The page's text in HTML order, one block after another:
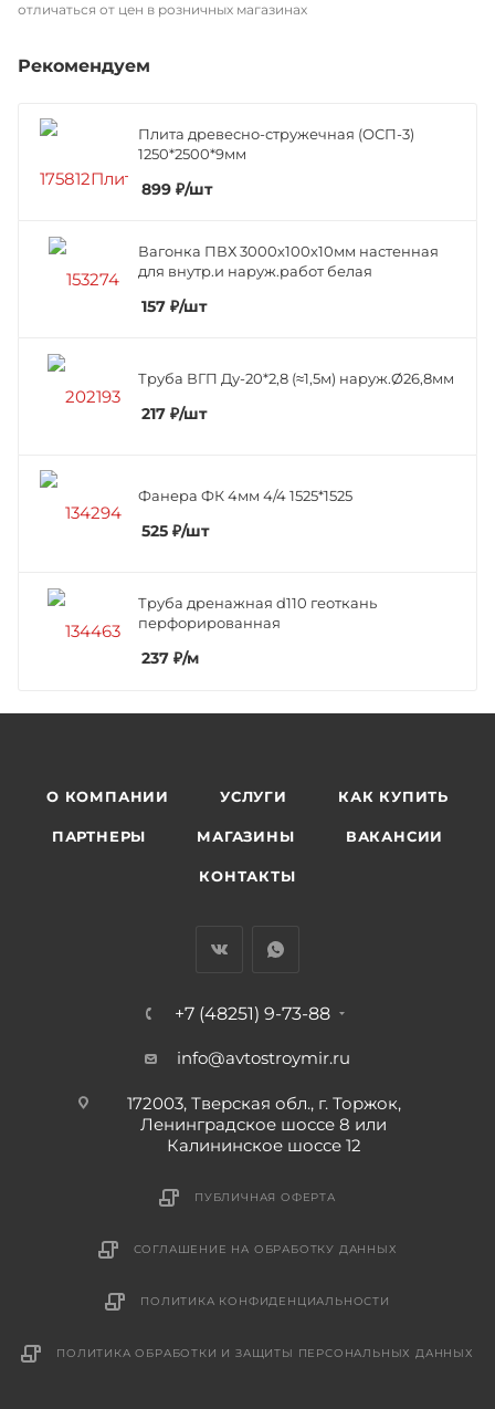
отличаться от цен в розничных магазинах
Рекомендуем
Плита древесно-стружечная (ОСП-3)
1250*2500*9мм
899 ₽/шт
Вагонка ПВХ 3000х100х10мм настенная
для внутр.и наруж.работ белая
157 ₽/шт
Труба ВГП Ду-20*2,8 (≈1,5м) наруж.Ø26,8мм
217 ₽/шт
Фанера ФК 4мм 4/4 1525*1525
525 ₽/шт
Труба дренажная d110 геоткань
перфорированная
237 ₽/м
О КОМПАНИИ УСЛУГИ КАК КУПИТЬ
ПАРТНЕРЫ МАГАЗИНЫ ВАКАНСИИ
КОНТАКТЫ
+7 (48251) 9-73-88
info@avtostroymir.ru
172003, Тверская обл., г. Торжок,
Ленинградское шоссе 8 или
Калининское шоссе 12
ПУБЛИЧНАЯ ОФЕРТА
СОГЛАШЕНИЕ НА ОБРАБОТКУ ДАННЫХ
ПОЛИТИКА КОНФИДЕНЦИАЛЬНОСТИ
ПОЛИТИКА ОБРАБОТКИ И ЗАЩИТЫ ПЕРСОНАЛЬНЫХ ДАННЫХ